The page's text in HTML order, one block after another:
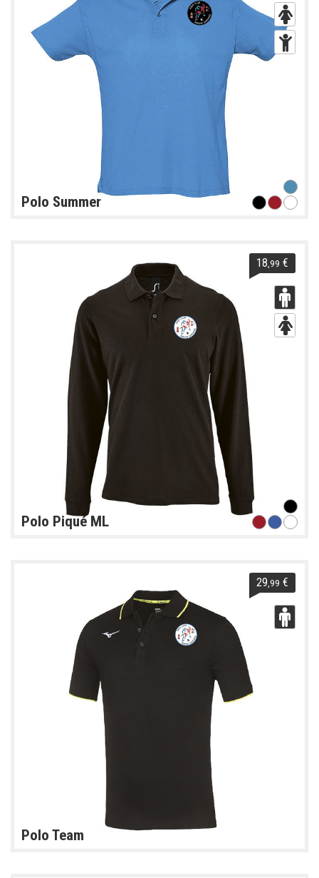
Polo Summer
18 ,99 €
Polo Piqué ML
29 ,99 €
Polo Team